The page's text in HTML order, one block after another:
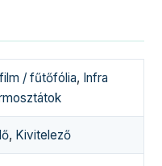
/ fűtőfólia, Infra
, Kivitelező